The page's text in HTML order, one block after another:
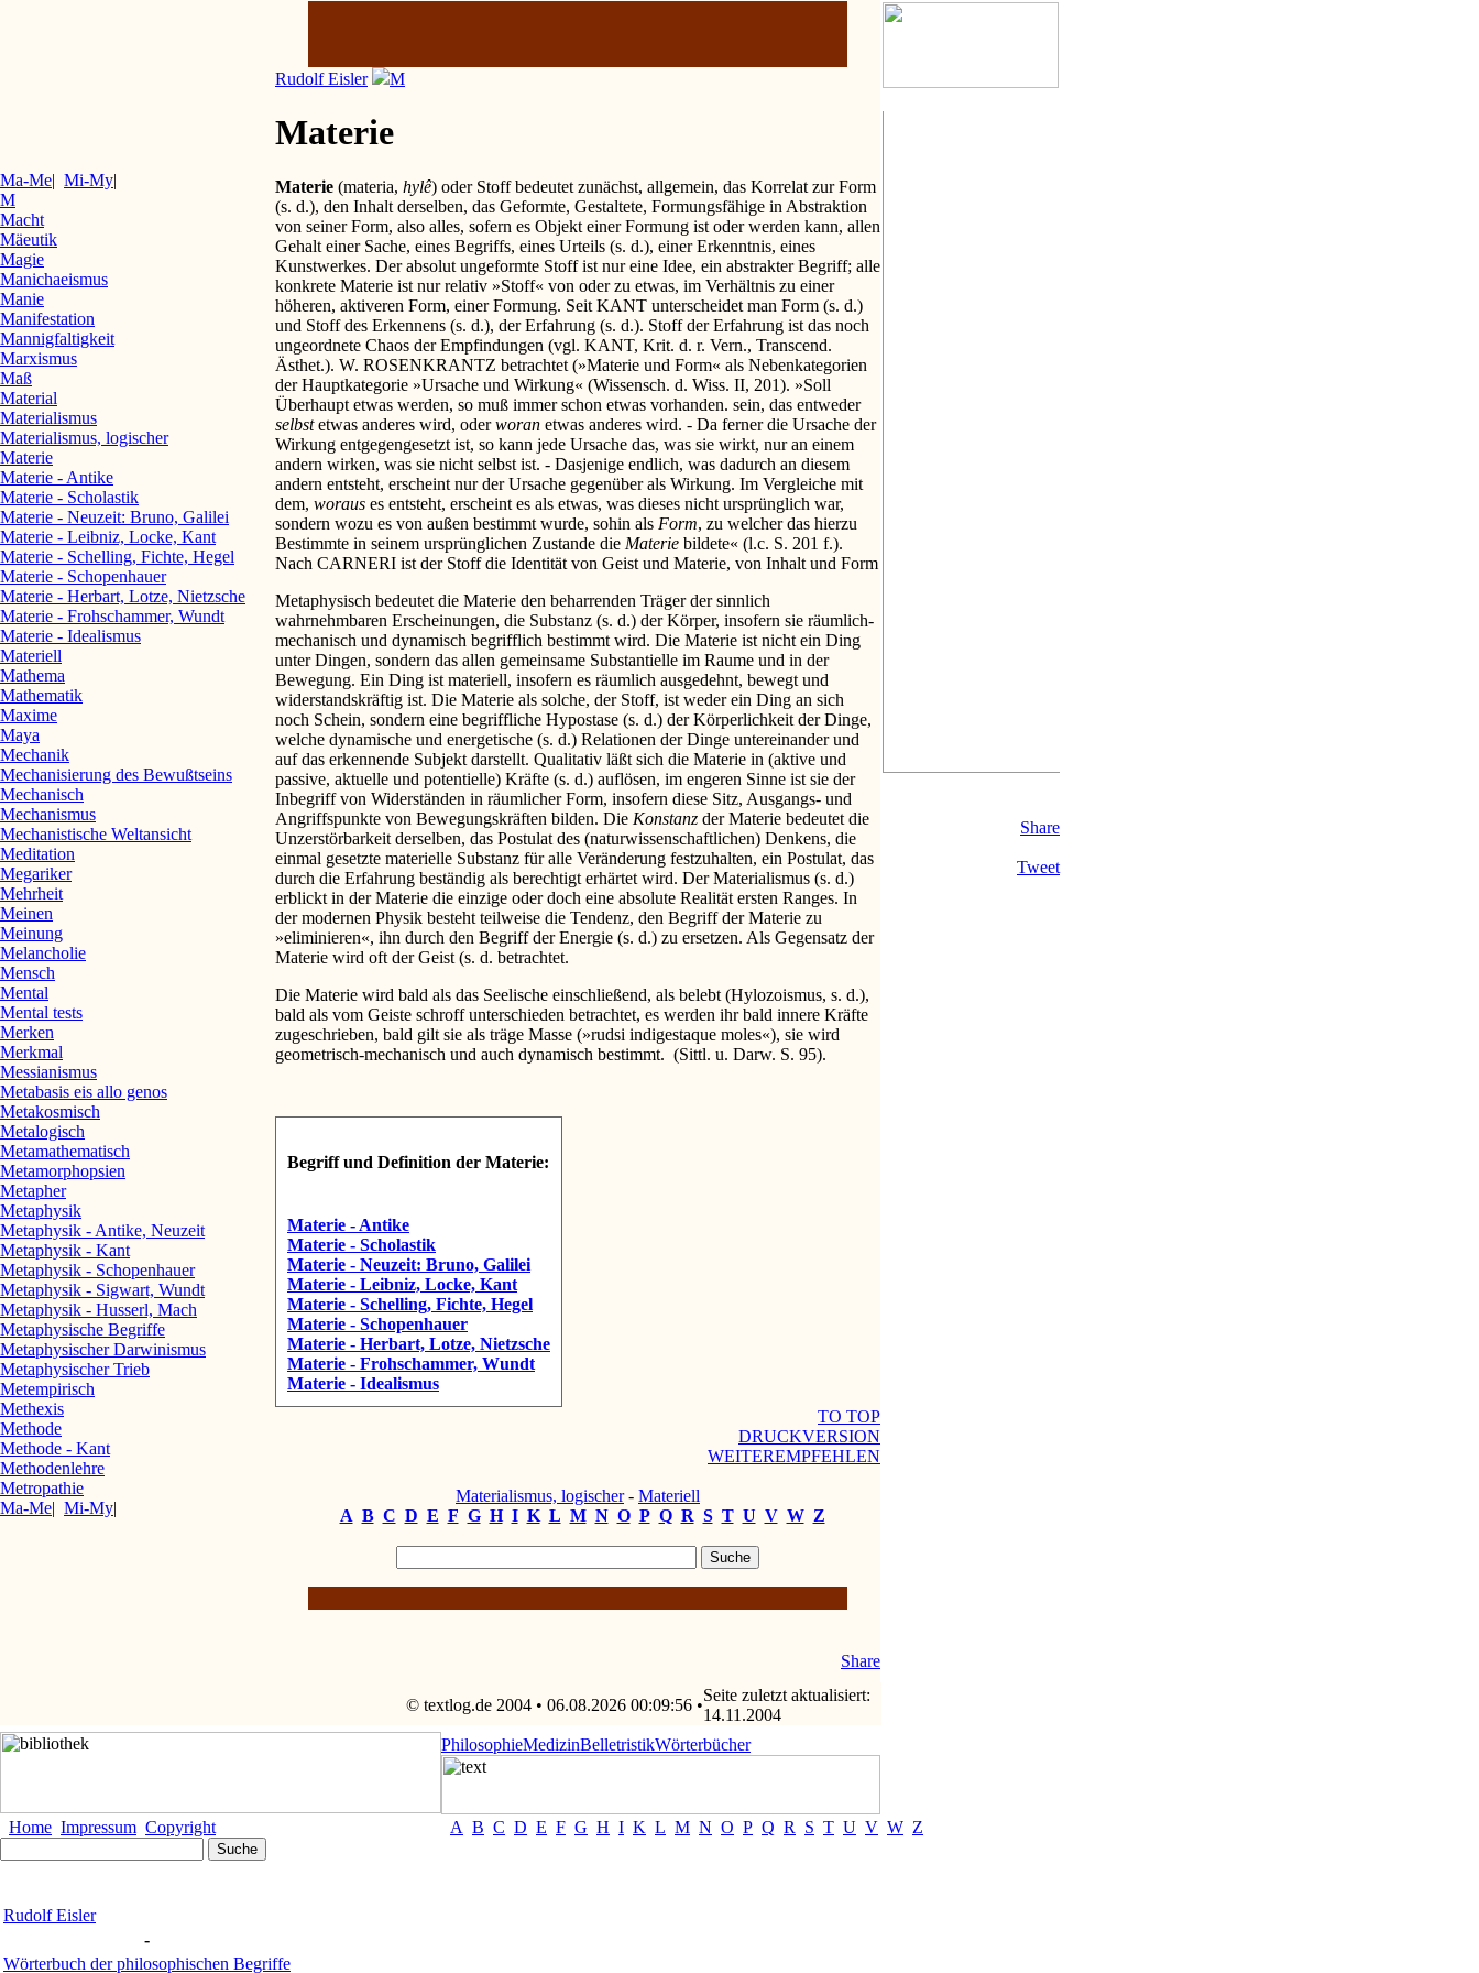
Share
Tweet
Rudolf Eisler M
Materie
Materie (materia, hylê) oder Stoff bedeutet zunächst, allgemein, das Korrelat zur Form
(s. d.), den Inhalt derselben, das Geformte, Gestaltete, Formungsfähige in Abstraktion
von seiner Form, also alles, sofern es Objekt einer Formung ist oder werden kann, allen
Gehalt einer Sache, eines Begriffs, eines Urteils (s. d.), einer Erkenntnis, eines
Kunstwerkes. Der absolut ungeformte Stoff ist nur eine Idee, ein abstrakter Begriff; alle
konkrete Materie ist nur relativ »Stoff« von oder zu etwas, im Verhältnis zu einer
höheren, aktiveren Form, einer Formung. Seit KANT unterscheidet man Form (s. d.)
und Stoff des Erkennens (s. d.), der Erfahrung (s. d.). Stoff der Erfahrung ist das noch
ungeordnete Chaos der Empfindungen (vgl. KANT, Krit. d. r. Vern., Transcend.
Ästhet.). W. ROSENKRANTZ betrachtet (»Materie und Form« als Nebenkategorien
der Hauptkategorie »Ursache und Wirkung« (Wissensch. d. Wiss. II, 201). »Soll
Überhaupt etwas werden, so muß immer schon etwas vorhanden. sein, das entweder
selbstetwas anderes wird, oderworan etwas anderes wird. - Da ferner die Ursache der
Wirkung entgegengesetzt ist, so kann jede Ursache das, was sie wirkt, nur an einem
andern wirken, was sie nicht selbst ist. - Dasjenige endlich, was dadurch an diesem
andern entsteht, erscheint nur der Ursache gegenüber als Wirkung. Im Vergleiche mit
dem, woraus es entsteht, erscheint es als etwas, was dieses nicht ursprünglich war,
sondern wozu es von außen bestimmt wurde, sohin als Form, zu welcher das hierzu
Bestimmte in seinem ursprünglichen Zustande die Materie bildete« (l.c. S. 201 f.).
Nach CARNERI ist der Stoff die Identität von Geist und Materie, von Inhalt und Form
Metaphysisch bedeutet die Materie den beharrenden Träger der sinnlich
wahrnehmbaren Erscheinungen, die Substanz (s. d.) der Körper, insofern sie räumlich-
mechanisch und dynamisch begrifflich bestimmt wird. Die Materie ist nicht ein Ding
unter Dingen, sondern das allen gemeinsame Substantielle im Raume und in der
Bewegung. Ein Ding ist materiell, insofern es räumlich ausgedehnt, bewegt und
widerstandskräftig ist. Die Materie als solche, der Stoff, ist weder ein Ding an sich
noch Schein, sondern eine begriffliche Hypostase (s. d.) der Körperlichkeit der Dinge,
welche dynamische und energetische (s. d.) Relationen der Dinge untereinander und
auf das erkennende Subjekt darstellt. Qualitativ läßt sich die Materie in (aktive und
passive, aktuelle und potentielle) Kräfte (s. d.) auflösen, im engeren Sinne ist sie der
Inbegriff von Widerständen in räumlicher Form, insofern diese Sitz, Ausgangs- und
Angriffspunkte von Bewegungskräften bilden. Die Konstanz der Materie bedeutet die
Unzerstörbarkeit derselben, das Postulat des (naturwissenschaftlichen) Denkens, die
einmal gesetzte materielle Substanz für alle Veränderung festzuhalten, ein Postulat, das
durch die Erfahrung beständig als berechtigt erhärtet wird. Der Materialismus (s. d.)
erblickt in der Materie die einzige oder doch eine absolute Realität ersten Ranges. In
der modernen Physik besteht teilweise die Tendenz, den Begriff der Materie zu
»eliminieren«, ihn durch den Begriff der Energie (s. d.) zu ersetzen. Als Gegensatz der
Materie wird oft der Geist (s. d. betrachtet.
Die Materie wird bald als das Seelische einschließend, als belebt (Hylozoismus, s. d.),
bald als vom Geiste schroff unterschieden betrachtet, es werden ihr bald innere Kräfte
zugeschrieben, bald gilt sie als träge Masse (»rudsi indigestaque moles«), sie wird
geometrisch-mechanisch und auch dynamisch bestimmt. (Sittl. u. Darw. S. 95).
Begriff und Definition der Materie:
Materie - Antike
Materie - Scholastik
Materie - Neuzeit: Bruno, Galilei
Materie - Leibniz, Locke, Kant
Materie - Schelling, Fichte, Hegel
Materie - Schopenhauer
Materie - Herbart, Lotze, Nietzsche
Materie - Frohschammer, Wundt
Materie - Idealismus
TO TOP
DRUCKVERSION
WEITEREMPFEHLEN
Materialismus, logischer- Materiell
A B C D E F G H I K L M N O P Q R S T U V W Z
Share
Ma-Me| Mi-My|
M
Macht
Mäeutik
Magie
Manichaeismus
Manie
Manifestation
Mannigfaltigkeit
Marxismus
Maß
Material
Materialismus
Materialismus, logischer
Materie
Materie - Antike
Materie - Scholastik
Materie - Neuzeit: Bruno, Galilei
Materie - Leibniz, Locke, Kant
Materie - Schelling, Fichte, Hegel
Materie - Schopenhauer
Materie - Herbart, Lotze, Nietzsche
Materie - Frohschammer, Wundt
Materie - Idealismus
Materiell
Mathema
Mathematik
Maxime
Maya
Mechanik
Mechanisierung des Bewußtseins
Mechanisch
Mechanismus
Mechanistische Weltansicht
Meditation
Megariker
Mehrheit
Meinen
Meinung
Melancholie
Mensch
Mental
Mental tests
Merken
Merkmal
Messianismus
Metabasis eis allo genos
Metakosmisch
Metalogisch
Metamathematisch
Metamorphopsien
Metapher
Metaphysik
Metaphysik - Antike, Neuzeit
Metaphysik - Kant
Metaphysik - Schopenhauer
Metaphysik - Sigwart, Wundt
Metaphysik - Husserl, Mach
Metaphysische Begriffe
Metaphysischer Darwinismus
Metaphysischer Trieb
Metempirisch
Methexis
Methode
Methode - Kant
Methodenlehre
Metropathie
Ma-Me| Mi-My|
© textlog.de 2004 • 06.08.2026 00:09:56 •
Seite zuletzt aktualisiert:
14.11.2004
PhilosophieMedizinBelletristikWörterbücher
Home Impressum Copyright A B C D E F G H I K L M N O P Q R S T U V W Z
Rudolf Eisler
-
Wörterbuch der philosophischen Begriffe